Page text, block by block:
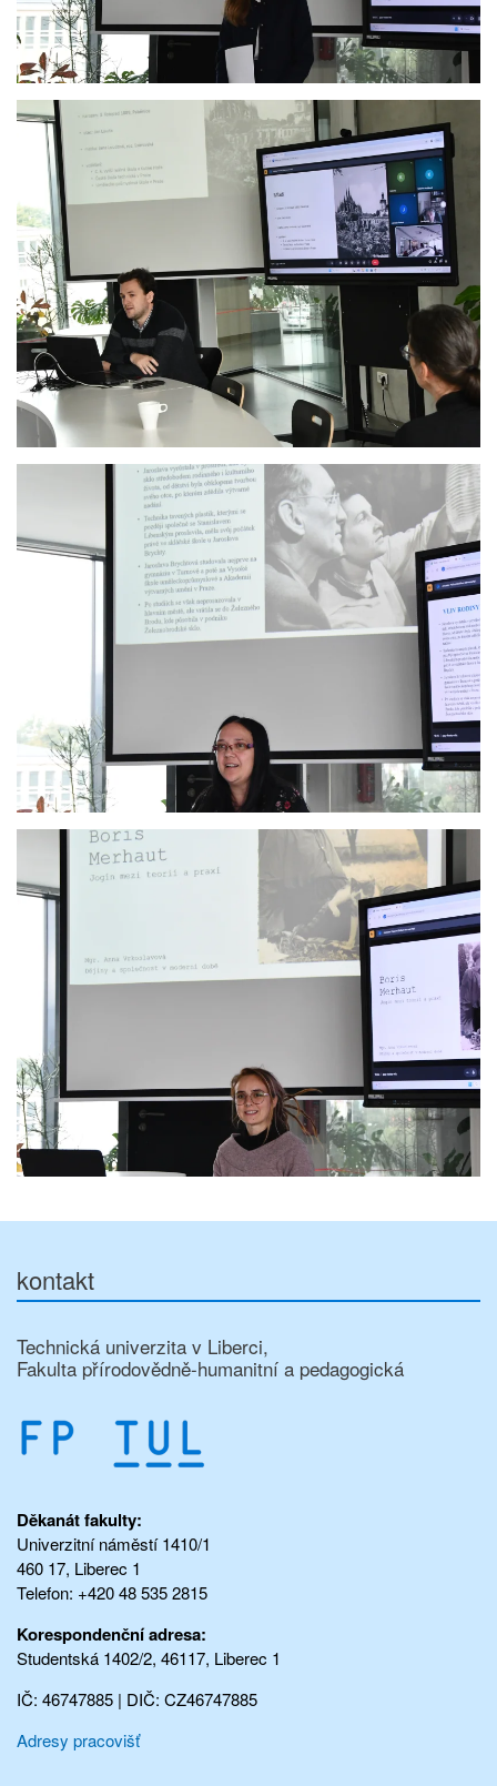
kontakt
Technická univerzita v Liberci,
Fakulta přírodovědně-humanitní a pedagogická
Děkanát fakulty:
Univerzitní náměstí 1410/1
460 17, Liberec 1
Telefon: +420 48 535 2815
Korespondenční adresa:
Studentská 1402/2, 46117, Liberec 1
IČ: 46747885 | DIČ: CZ46747885
Adresy pracovišť